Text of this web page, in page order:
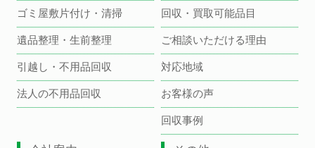
ゴミ屋敷片付け・清掃
遺品整理・生前整理
引越し・不用品回収
法人の不用品回収
回収・買取可能品目
ご相談いただける理由
対応地域
お客様の声
回収事例